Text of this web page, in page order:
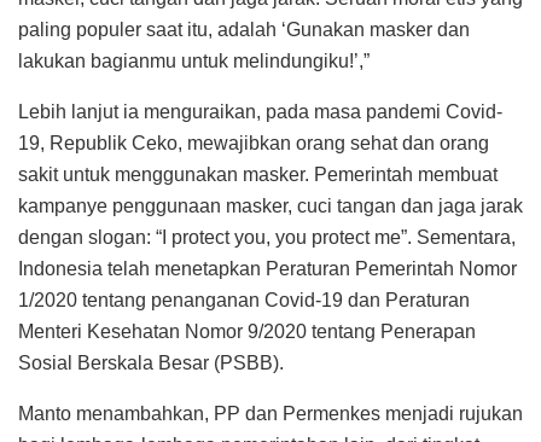
paling populer saat itu, adalah ‘Gunakan masker dan
lakukan bagianmu untuk melindungiku!’,”
Lebih lanjut ia menguraikan, pada masa pandemi Covid-
19, Republik Ceko, mewajibkan orang sehat dan orang
sakit untuk menggunakan masker. Pemerintah membuat
kampanye penggunaan masker, cuci tangan dan jaga jarak
dengan slogan: “I protect you, you protect me”. Sementara,
Indonesia telah menetapkan Peraturan Pemerintah Nomor
1/2020 tentang penanganan Covid-19 dan Peraturan
Menteri Kesehatan Nomor 9/2020 tentang Penerapan
Sosial Berskala Besar (PSBB).
Manto menambahkan, PP dan Permenkes menjadi rujukan